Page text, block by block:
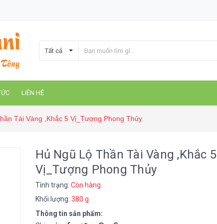
Tất cả
LIÊN HỆ
Tài Vàng ,Khắc 5 Vị_Tượng Phong Thủy
Hủ Ngũ Lộ Thần Tài Vàng ,Khắc 5
Vị_Tượng Phong Thủy
Tình trạng: Còn hàng
Khối lượng: 380 g
Thông tin sản phẩm: